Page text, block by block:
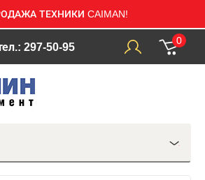
ТЕХНИКИ CAIMAN!
297-50-95
0